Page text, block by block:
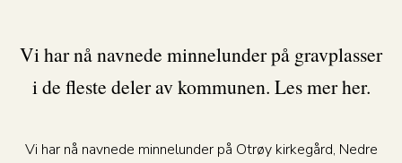
Vi har nå navnede minnelunder på gravplasser
i de fleste deler av kommunen. Les mer her.
Vi har nå navnede minnelunder på Otrøy kirkegård, Nedre